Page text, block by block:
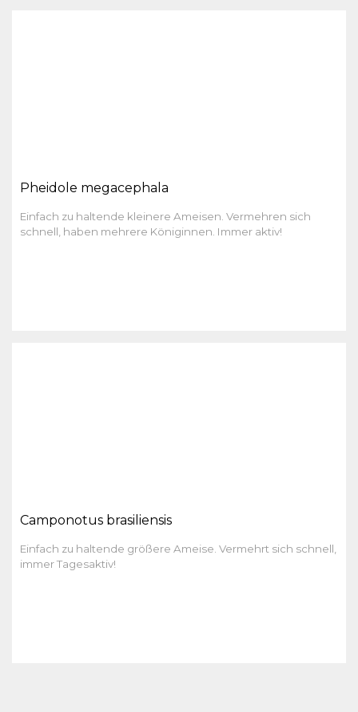
Pheidole megacephala
Einfach zu haltende kleinere Ameisen. Vermehren sich
schnell, haben mehrere Königinnen. Immer aktiv!
Camponotus brasiliensis
Einfach zu haltende größere Ameise. Vermehrt sich schnell,
immer Tagesaktiv!